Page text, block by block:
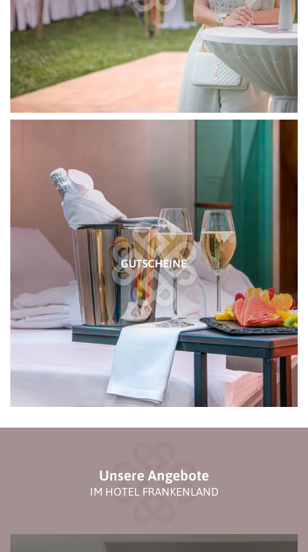
GUTSCHEINE
Unsere Angebote
IM HOTEL FRANKENLAND